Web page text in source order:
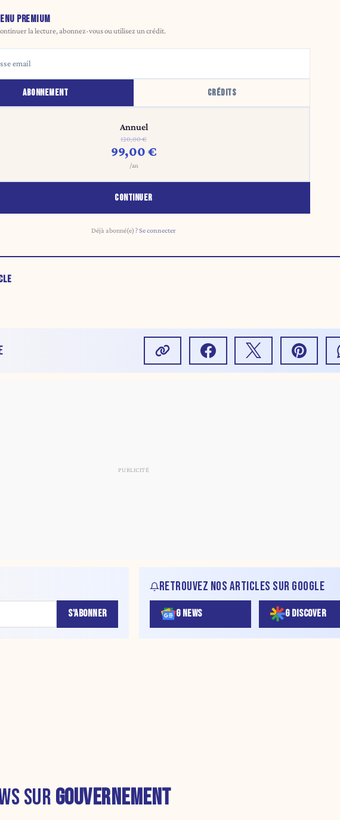
PREMIUM
la lecture, abonnez-vous ou utilisez un crédit.
ABONNEMENT CRÉDITS
Annuel
120,00 €
99,00 €
/an
CONTINUER
Déjà abonné(e) ?Se connecter
S'ABONNER
RETROUVEZ NOS ARTICLES SUR GOOGLE
G NEWS G DISCOVER
SUR GOUVERNEMENT